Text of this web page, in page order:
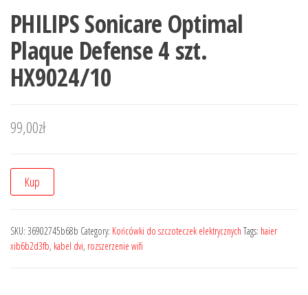
PHILIPS Sonicare Optimal
Plaque Defense 4 szt.
HX9024/10
99,00zł
Kup
SKU: 36902745b68b Category: Końcówki do szczoteczek elektrycznych Tags: haier
xib6b2d3fb, kabel dvi, rozszerzenie wifi